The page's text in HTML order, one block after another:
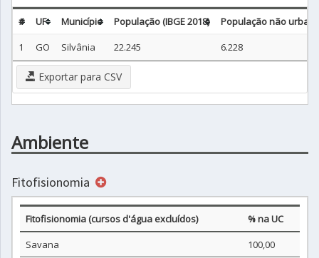
# UF Município População (IBGE 2018)
População não urbana
1
GO Silvânia 22.245 6.228
Exportar para CSV
Ambiente
Fitofisionomia
Fitofisionomia (cursos d'água excluídos)
% na UC
Savana
100,00